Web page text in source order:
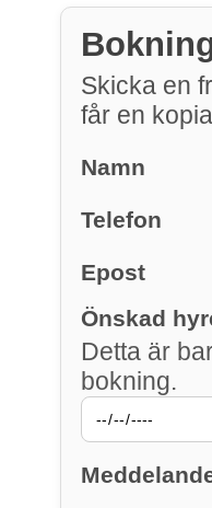
Skicka en
får en
Namn
Telefon
Epost
Önskad
Detta är
bokning.